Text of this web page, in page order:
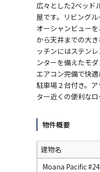
広々とした2ベッド
屋です。リビング
オーシャンビュー
から天井までの大
ッチンにはステン
ンターを備えたモ
エアコン完備で快適
駐車場２台付き。
ター近くの便利なロ
物件概要
建物名
Moana Pacific